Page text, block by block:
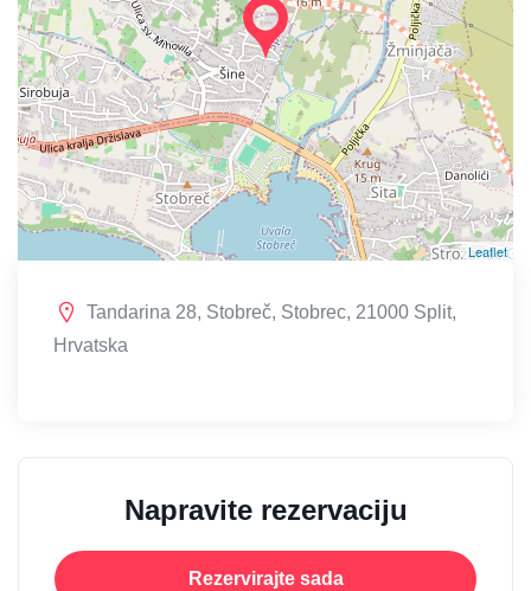
Leaflet
Tandarina 28, Stobreč, Stobrec, 21000 Split,
Hrvatska
Napravite rezervaciju
Rezervirajte sada